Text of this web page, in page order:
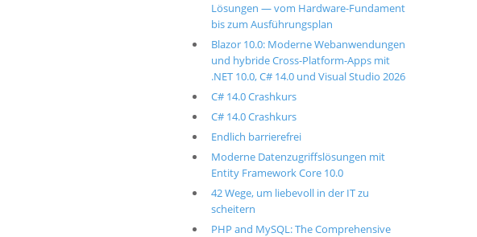
Lösungen — vom Hardware-Fundament
bis zum Ausführungsplan
Blazor 10.0: Moderne Webanwendungen
und hybride Cross-Platform-Apps mit
.NET 10.0, C# 14.0 und Visual Studio 2026
C# 14.0 Crashkurs
C# 14.0 Crashkurs
Endlich barrierefrei
Moderne Datenzugriffslösungen mit
Entity Framework Core 10.0
42 Wege, um liebevoll in der IT zu
scheitern
PHP and MySQL: The Comprehensive